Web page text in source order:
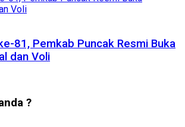
81, Pemkab Puncak Resmi Buka
dan Voli
?